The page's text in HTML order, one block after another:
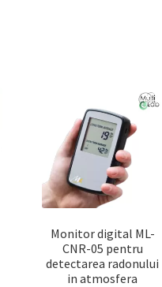
Monitor digital ML-
CNR-05 pentru
detectarea radonului
in atmosfera